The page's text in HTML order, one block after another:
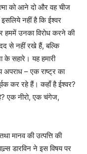
को आने दो और वह चीज
नहीं है कि ईश्वर
हममें उनका विरोध करने की
से नहीं रखे हैं, बल्कि
के सहारे। यह हमारी
अपराध – एक राष्ट्र का
कर रहे हैं। कहाँ है ईश्वर?
एक नीरो, एक चंगेज,
मानव की उत्पत्ति की
डारविन ने इस विषय पर